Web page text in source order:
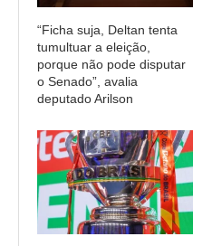
“Ficha suja, Deltan tenta
tumultuar a eleição,
porque não pode disputar
o Senado”, avalia
deputado Arilson